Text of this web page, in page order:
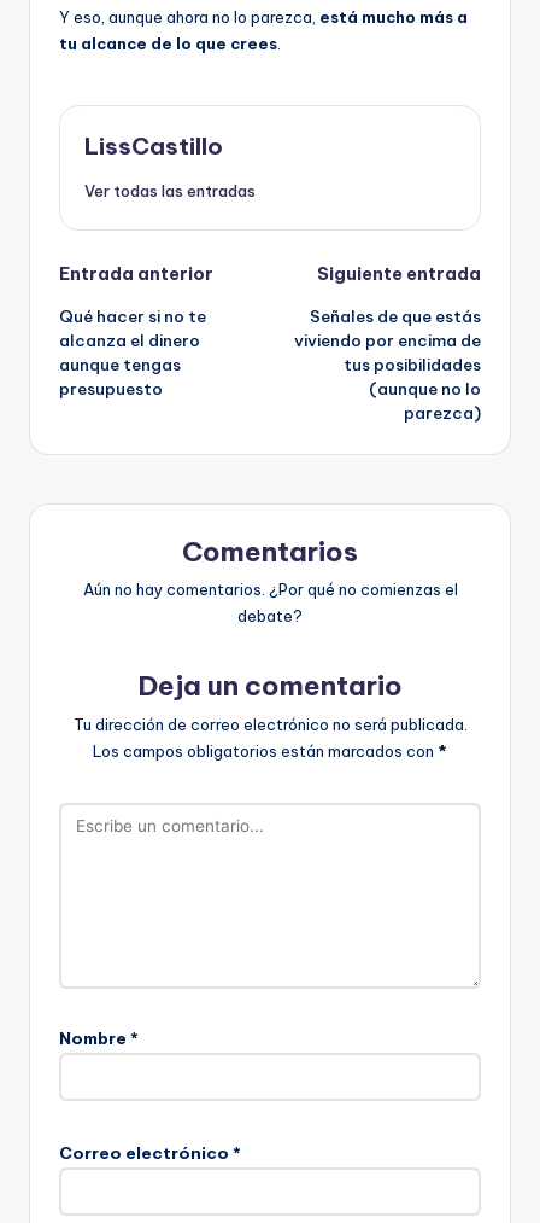
Y eso, aunque ahora no lo parezca, está mucho más a
tu alcance de lo que crees
LissCastillo
Ver todas las entradas
Navegación
de
entradas
Entrada anterior
Qué hacer si no te
alcanza el dinero
aunque tengas
presupuesto
Siguiente entrada
Señales de que estás
viviendo por encima de
tus posibilidades
(aunque no lo
parezca)
Comentarios
Aún no hay comentarios. ¿Por qué no comienzas el
debate?
Deja un comentario
Tu dirección de correo electrónico no será publicada.
Los campos obligatorios están marcados con *
Nombre *
Correo electrónico *